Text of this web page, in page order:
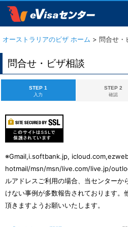
オーストラリアのビザ ホーム > 問合せ・
問合せ・ビザ相談
STEP 1
入力
STEP 2
確認
※Gmail,i.softbank.jp,
hotmail/msn/msn/live.com/live.jp/
ルアドレスご利用の場合、当センターか
けない事例が多数報告されております。
頂きますようお願いいたします。